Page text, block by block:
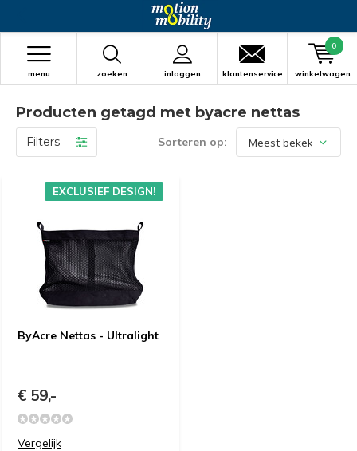
zoeken inloggen
menu klantenservice winkelwagen
0
Producten getagd met byacre nettas
Filters Sorteren op:
ByAcre Nettas - Ultralight
EXCLUSIEF DESIGN!
€ 59,-
Vergelijk